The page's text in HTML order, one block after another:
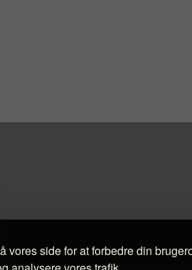
vores side for at forbedre din